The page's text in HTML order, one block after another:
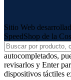
Sitio Web
SpeedShop de la
autocompletados,
revisarlos y Enter
dispositivos táctiles